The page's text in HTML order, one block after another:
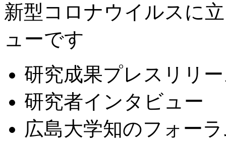
新型コロナウイルスに
ューです
研究成果プレスリリ
研究者インタビュー
広島大学知のフォー